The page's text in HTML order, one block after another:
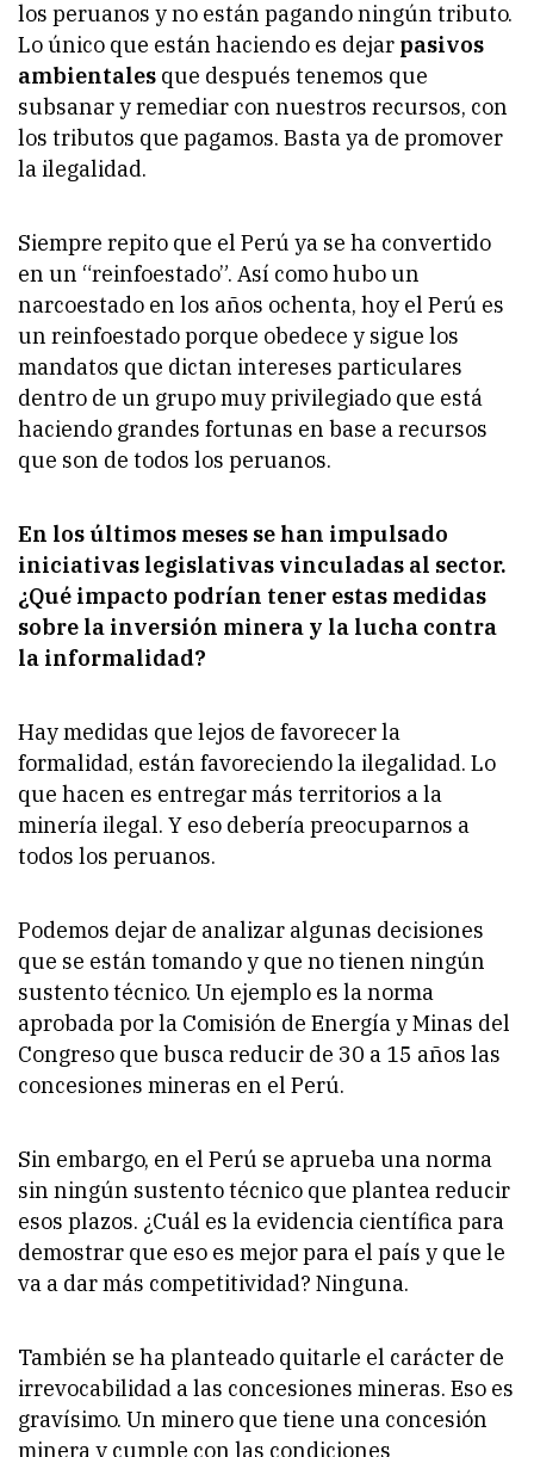
los peruanos y no están pagando ningún tributo.
Lo único que están haciendo es dejar pasivos
ambientales que después tenemos que
subsanar y remediar con nuestros recursos, con
los tributos que pagamos. Basta ya de promover
la ilegalidad.
Siempre repito que el Perú ya se ha convertido
en un “reinfoestado”. Así como hubo un
narcoestado en los años ochenta, hoy el Perú es
un reinfoestado porque obedece y sigue los
mandatos que dictan intereses particulares
dentro de un grupo muy privilegiado que está
haciendo grandes fortunas en base a recursos
que son de todos los peruanos.
En los últimos meses se han impulsado
iniciativas legislativas vinculadas al sector.
¿Qué impacto podrían tener estas medidas
sobre la inversión minera y la lucha contra
la informalidad?
Hay medidas que lejos de favorecer la
formalidad, están favoreciendo la ilegalidad. Lo
que hacen es entregar más territorios a la
minería ilegal. Y eso debería preocuparnos a
todos los peruanos.
Podemos dejar de analizar algunas decisiones
que se están tomando y que no tienen ningún
sustento técnico. Un ejemplo es la norma
aprobada por la Comisión de Energía y Minas del
Congreso que busca reducir de 30 a 15 años las
concesiones mineras en el Perú.
Sin embargo, en el Perú se aprueba una norma
sin ningún sustento técnico que plantea reducir
esos plazos. ¿Cuál es la evidencia científica para
demostrar que eso es mejor para el país y que le
va a dar más competitividad? Ninguna.
También se ha planteado quitarle el carácter de
irrevocabilidad a las concesiones mineras. Eso es
gravísimo. Un minero que tiene una concesión
minera y cumple con las condiciones